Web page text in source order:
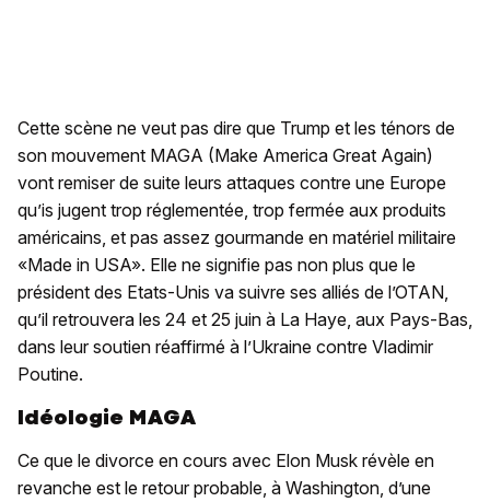
Cette scène ne veut pas dire que Trump et les ténors de
son mouvement MAGA (Make America Great Again)
vont remiser de suite leurs attaques contre une Europe
qu’is jugent trop réglementée, trop fermée aux produits
américains, et pas assez gourmande en matériel militaire
«Made in USA». Elle ne signifie pas non plus que le
président des Etats-Unis va suivre ses alliés de l’OTAN,
qu’il retrouvera les 24 et 25 juin à La Haye, aux Pays-Bas,
dans leur soutien réaffirmé à l’Ukraine contre Vladimir
Poutine.
Idéologie MAGA
Ce que le divorce en cours avec Elon Musk révèle en
revanche est le retour probable, à Washington, d’une